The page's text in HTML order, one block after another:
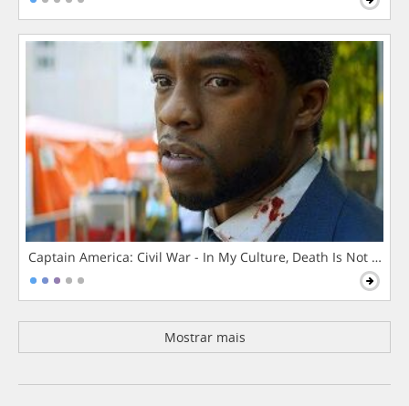
Captain America: Civil War - In My Culture, Death Is Not The
Mostrar mais